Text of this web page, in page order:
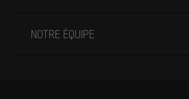
NOTRE ÉQUIPE